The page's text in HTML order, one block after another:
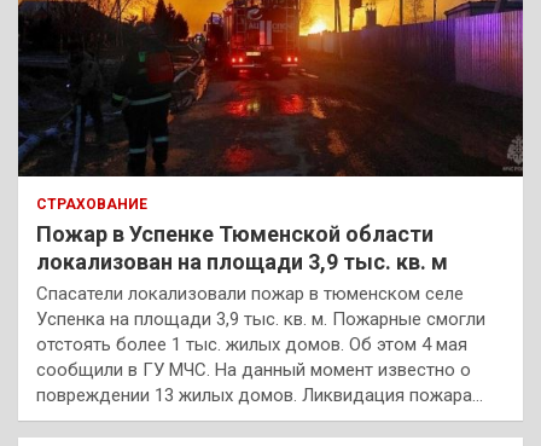
СТРАХОВАНИЕ
Пожар в Успенке Тюменской области
локализован на площади 3,9 тыс. кв. м
Спасатели локализовали пожар в тюменском селе
Успенка на площади 3,9 тыс. кв. м. Пожарные смогли
отстоять более 1 тыс. жилых домов. Об этом 4 мая
сообщили в ГУ МЧС. На данный момент известно о
повреждении 13 жилых домов. Ликвидация пожара…